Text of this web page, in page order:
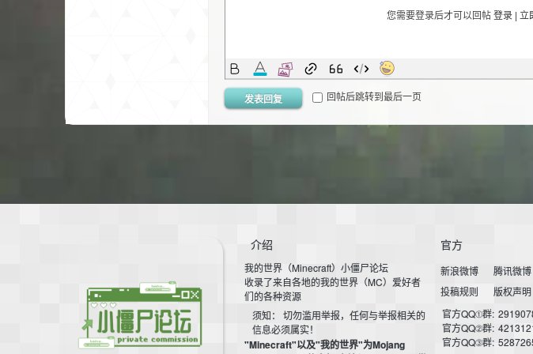
您需要登录后才可以回帖 登录| 立
发表回复 回帖后跳转到最后一页
介绍
我的世界（Minecraft）小僵尸论坛
收录了来自各地的我的世界（MC）爱好者
们的各种资源
须知： 切勿滥用举报，任何与举报相关的
信息必须属实！
"Minecraft"以及"我的世界"为Mojang
官方
新浪微博 腾讯微博
投稿规则
版权声明
官方QQ①群:
官方QQ②群:
官方QQ③群: